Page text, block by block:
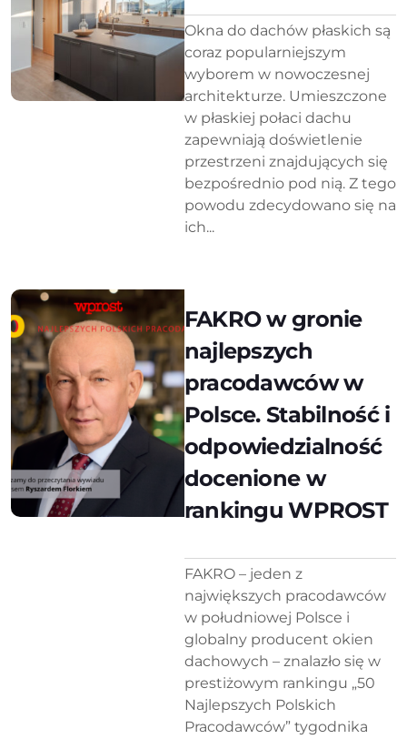
Okna do dachów płaskich są
coraz popularniejszym
wyborem w nowoczesnej
architekturze. Umieszczone
w płaskiej połaci dachu
zapewniają doświetlenie
przestrzeni znajdujących się
bezpośrednio pod nią. Z tego
powodu zdecydowano się na
ich...
FAKRO w gronie
najlepszych
pracodawców w
Polsce. Stabilność i
odpowiedzialność
docenione w
rankingu WPROST
FAKRO – jeden z
największych pracodawców
w południowej Polsce i
globalny producent okien
dachowych – znalazło się w
prestiżowym rankingu „50
Najlepszych Polskich
Pracodawców” tygodnika